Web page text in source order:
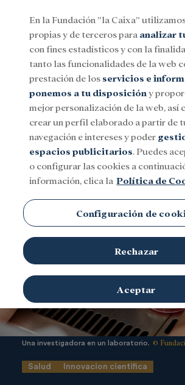
Menu
SocialInvestigación y becasCultura
Una investigadora en un laboratorio. ©
Salud Innovacion cientifica
En la Fundación ”la Caixa”
propias y de terceros para analizar
con fines estadísticos y con la
tanto las funcionalidades de la web
prestación de los servicios e
ponemos a tu disposición y
mejor personalización de la web, así
crear un perfil elaborado a partir de
navegación e intereses y poder
espacios publicitarios. Puedes
o configurar las cookies a
información, clica la Política de
Configuración de
Rechazar
Aceptar